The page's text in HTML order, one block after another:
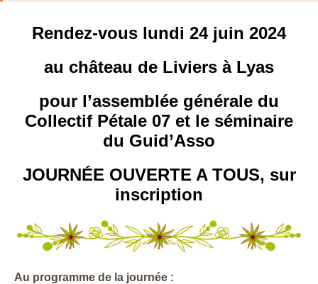
Rendez-vous lundi 24 juin 2024
au château de Liviers à Lyas
pour l’assemblée générale du
Collectif Pétale 07 et le séminaire
du Guid’Asso
JOURNÉE OUVERTE A TOUS, sur
inscription
Au programme de la journée :